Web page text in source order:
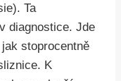
Ta
diagnostice. Jde
stoprocentně
K